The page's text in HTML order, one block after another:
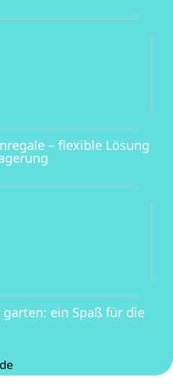
– flexible Lösung
ein Spaß für die